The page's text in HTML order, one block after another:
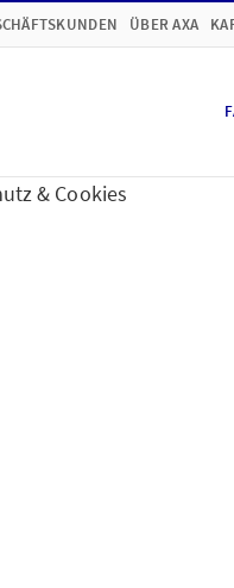
ÜBER AXA
& Cookies